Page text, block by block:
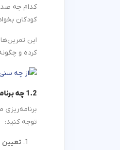
کدام چه
کودکان
این
کرده و
1.2 چه برنامه‌ریزی برای آموزش موسیقی به کودکان انجام دهیم؟
توجه کنید: